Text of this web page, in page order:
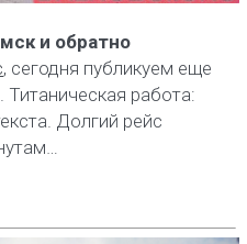
и обратно
, сегодня публикуем еще
работа:
Долгий рейс